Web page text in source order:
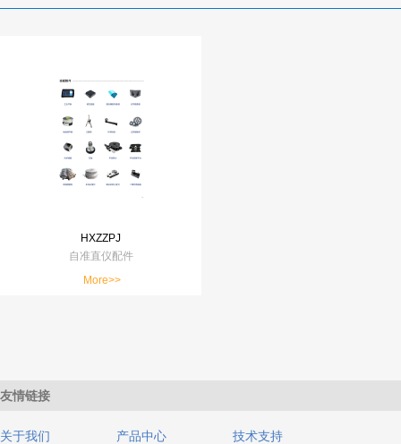
HXZZPJ
自准直仪配件
More>>
友情链接
关于我们 产品中心 技术支持